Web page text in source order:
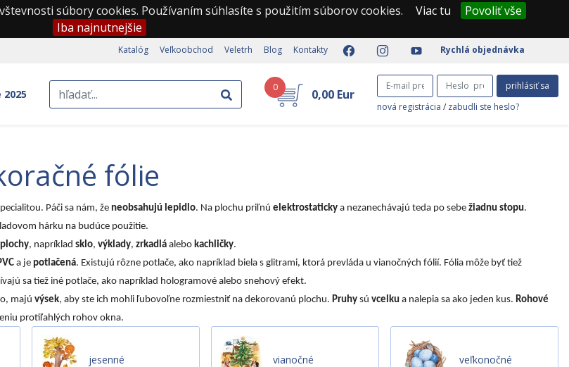
súbory cookies. Používaním súhlasíte s použitím súborov cookies. Viac tu
Povoliť vše
Iba najnutnejšie
Katalóg Veľkoobchod Veletrh Blog Kontakty Rychlá objednávka
0 0,00 Eur
prihlásiť sa
nová registrácia / zabudli ste heslo?
fólie
Páči sa nám, že neobsahujú lepidlo. Na plochu priľnú elektrostaticky a nezanechávajú teda po sebe žiadnu stopu.
hárku na budúce použitie.
, napríklad sklo, výklady, zrkadlá alebo kachličky.
a je potlačená. Existujú rôzne potlače, ako napríklad biela s glitrami, ktorá prevláda u vianočných fólií. Fólia môže byť tiež
sa tiež iné potlače, ako napríklad hologramové alebo snehový efekt.
majú výsek, aby ste ich mohli ľubovoľne rozmiestniť na dekorovanú plochu. Pruhy sú vcelku a nalepia sa ako jeden kus. Rohové
protiľahlých rohov okna.
jesenné vianočné veľkonočné